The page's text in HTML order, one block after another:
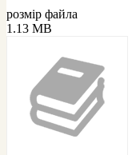
розмір файла
1.13 MB